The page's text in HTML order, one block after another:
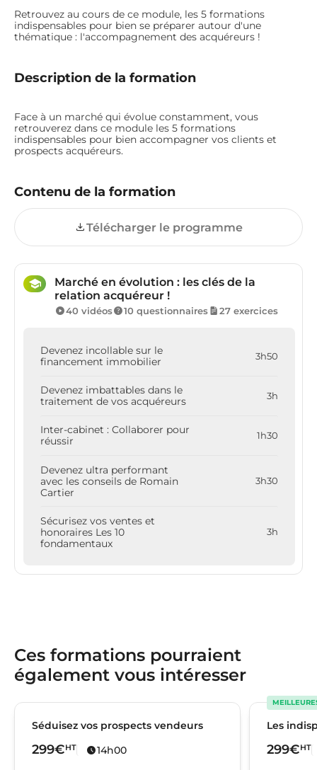
Retrouvez au cours de ce module, les 5 formations
indispensables pour bien se préparer autour d'une
thématique : l'accompagnement des acquéreurs !
Description de la formation
Face à un marché qui évolue constamment, vous
retrouverez dans ce module les 5 formations
indispensables pour bien accompagner vos clients et
prospects acquéreurs.
Contenu de la formation
Télécharger le programme
Marché en évolution : les clés de la
relation acquéreur !
40 vidéos 10 questionnaires 27 exercices
Devenez incollable sur le
financement immobilier
3h50
Devenez imbattables dans le
traitement de vos acquéreurs
3h
Inter-cabinet : Collaborer pour
réussir
1h30
Devenez ultra performant
avec les conseils de Romain
Cartier
3h30
Sécurisez vos ventes et
honoraires Les 10
fondamentaux
3h
Ces formations pourraient
également vous intéresser
Séduisez vos prospects vendeurs
299€HT 14h00
Les
299€HT